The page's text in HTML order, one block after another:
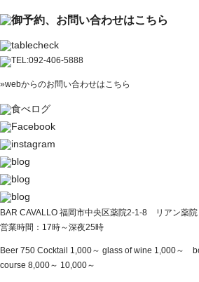
»webからのお問い合わせはこちら
BAR CAVALLO 福岡市中央区薬院2-1-8 リアン薬
営業時間：17時～深夜25時
Beer 750 Cocktail 1,000～ glass of wine 1,000～
course 8,000～ 10,000～